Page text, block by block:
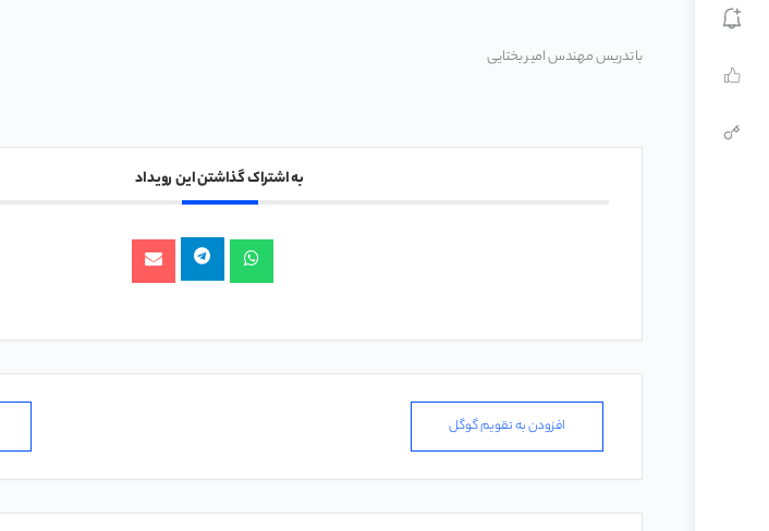
با تدریس مهندس امیر بختایی
به اشتراک گذاشتن این رویداد
افزودن به تقویم گوگل